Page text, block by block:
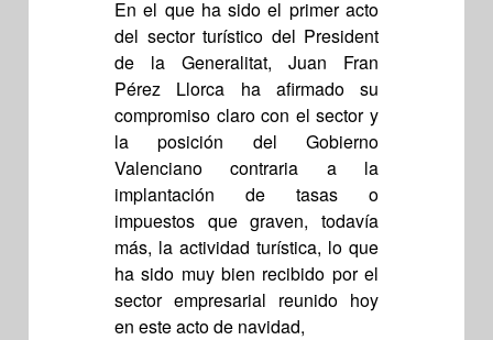
En el que ha sido el primer acto
del sector turístico del President
de la Generalitat, Juan Fran
Pérez Llorca ha afirmado su
compromiso claro con el sector y
la posición del Gobierno
Valenciano contraria a la
implantación de tasas o
impuestos que graven, todavía
más, la actividad turística, lo que
ha sido muy bien recibido por el
sector empresarial reunido hoy
en este acto de navidad,